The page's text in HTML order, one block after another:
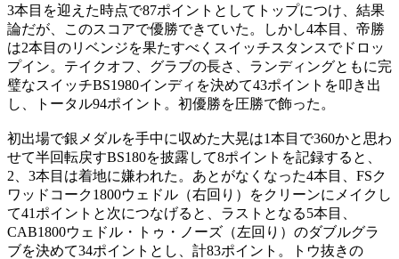
3本目を迎えた時点で87ポイントとしてトップにつけ、結果
論だが、このスコアで優勝できていた。しかし4本目、帝勝
は2本目のリベンジを果たすべくスイッチスタンスでドロッ
プイン。テイクオフ、グラブの長さ、ランディングともに完
璧なスイッチBS1980インディを決めて43ポイントを叩き出
し、トータル94ポイント。初優勝を圧勝で飾った。
初出場で銀メダルを手中に収めた大晃は1本目で360かと思わ
せて半回転戻すBS180を披露して8ポイントを記録すると、
2、3本目は着地に嫌われた。あとがなくなった4本目、FSク
ワッドコーク1800ウェドル（右回り）をクリーンにメイクし
て41ポイントと次につなげると、ラストとなる5本目、
CAB1800ウェドル・トゥ・ノーズ（左回り）のダブルグラ
ブを決めて34ポイントとし、計83ポイント。トウ抜きの